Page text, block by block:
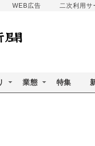
WEB広告 二次利用サ
業態 特集